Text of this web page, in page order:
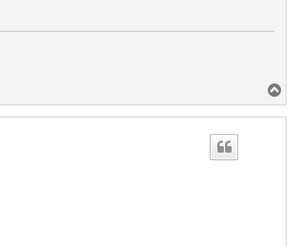
a